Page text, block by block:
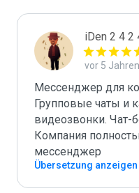
iDen 2 4 2
vor 5 Jahren
Мессенджер для
Групповые чаты и
видеозвонки. Чат-
Компания
мессенджер
Übersetzung anzeigen